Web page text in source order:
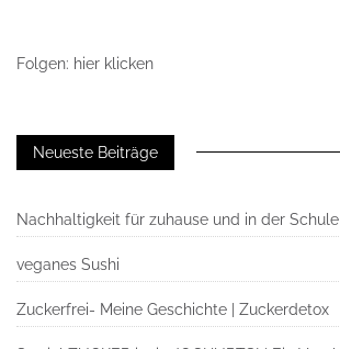
Folgen: hier klicken
Neueste Beiträge
Nachhaltigkeit für zuhause und in der Schule
veganes Sushi
Zuckerfrei- Meine Geschichte | Zuckerdetox